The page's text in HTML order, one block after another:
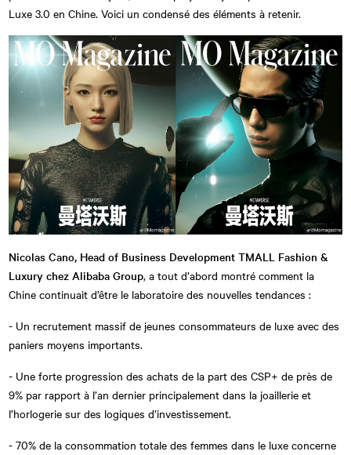
Luxe 3.0 en Chine. Voici un condensé des éléments à retenir.
Nicolas Cano, Head of Business Development TMALL Fashion &
Luxury chez Alibaba Group, a tout d’abord montré comment la
Chine continuait d’être le laboratoire des nouvelles tendances :
- Un recrutement massif de jeunes consommateurs de luxe avec des
paniers moyens importants.
- Une forte progression des achats de la part des CSP+ de près de
9% par rapport à l’an dernier principalement dans la joaillerie et
l’horlogerie sur des logiques d’investissement.
- 70% de la consommation totale des femmes dans le luxe concerne